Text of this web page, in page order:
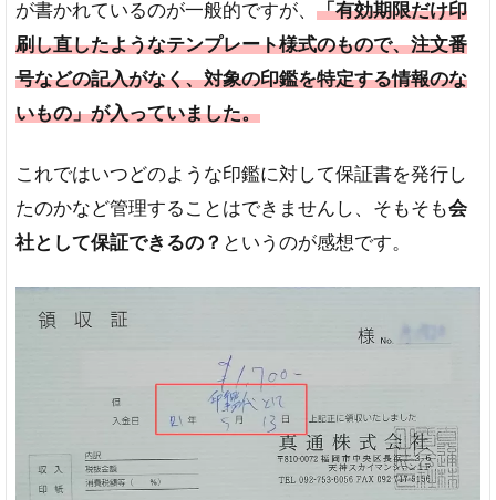
が書かれているのが一般的ですが、 「有効期限だけ印
刷し直したようなテンプレート様式のもので、注文番
号などの記入がなく、対象の印鑑を特定する情報のな
いもの」が入っていました。
これではいつどのような印鑑に対して保証書を発行し
たのかなど管理することはできませんし、そもそも会
社として保証できるの？ というのが感想です。